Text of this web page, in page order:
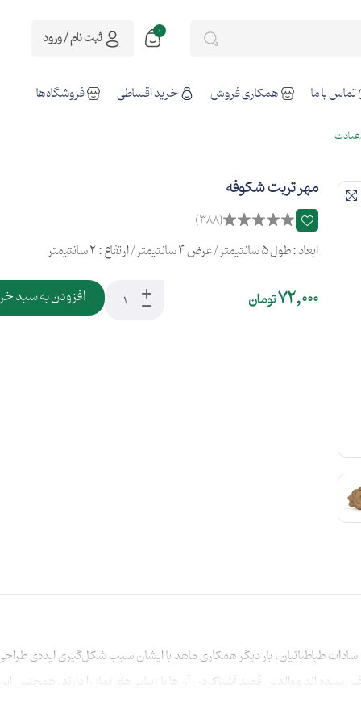
0 ثبت نام / ورود
تماس با ما همکاری فروش خرید اقساطی فروشگاه‌ها
عبادت
مهر تربت شکوفه
(388)
ابعاد : طول 5 سانتیمتر / عرض 4 سانتیمتر / ارتفاع : 2 سانتیمتر
72,000تومان افزودن به سبد
طباطبائیان، بار دیگر همکاری ماهد با ایشان سبب شکل‌گیری ایده‌ی
اند و والدین قصد آشنا کردن آن‌ها با زیبایی‌های نماز را دارند. همچنین